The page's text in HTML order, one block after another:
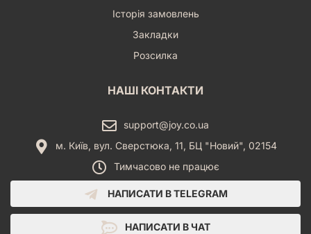
Історія замовлень
Закладки
Розсилка
НАШІ КОНТАКТИ
support@joy.co.ua
м. Київ, вул. Сверстюка, 11, БЦ "Новий", 02154
Тимчасово не працює
НАПИСАТИ В TELEGRAM
НАПИСАТИ В ЧАТ